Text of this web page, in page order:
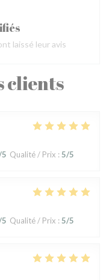
clients
Qualité / Prix : 5/5
Qualité / Prix : 5/5
laissé leur avis